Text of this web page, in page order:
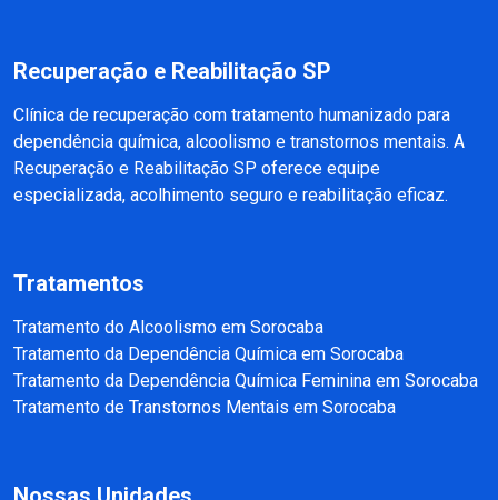
Recuperação e Reabilitação SP
Clínica de recuperação com tratamento humanizado para
dependência química, alcoolismo e transtornos mentais. A
Recuperação e Reabilitação SP oferece equipe
especializada, acolhimento seguro e reabilitação eficaz.
Tratamentos
Tratamento do Alcoolismo em Sorocaba
Tratamento da Dependência Química em Sorocaba
Tratamento da Dependência Química Feminina em Sorocaba
Tratamento de Transtornos Mentais em Sorocaba